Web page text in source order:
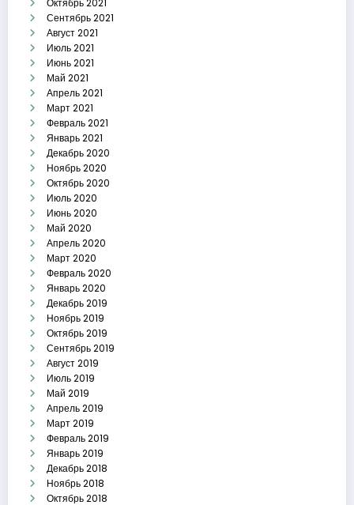
Октябрь 2021
Сентябрь 2021
Август 2021
Июль 2021
Июнь 2021
Май 2021
Апрель 2021
Март 2021
Февраль 2021
Январь 2021
Декабрь 2020
Ноябрь 2020
Октябрь 2020
Июль 2020
Июнь 2020
Май 2020
Апрель 2020
Март 2020
Февраль 2020
Январь 2020
Декабрь 2019
Ноябрь 2019
Октябрь 2019
Сентябрь 2019
Август 2019
Июль 2019
Май 2019
Апрель 2019
Март 2019
Февраль 2019
Январь 2019
Декабрь 2018
Ноябрь 2018
Октябрь 2018